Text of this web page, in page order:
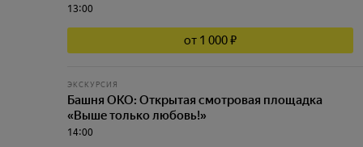
13:00
от 1 000 ₽
ЭКСКУРСИЯ
Башня ОКО: Открытая смотровая площадка
«Выше только любовь!»
14:00